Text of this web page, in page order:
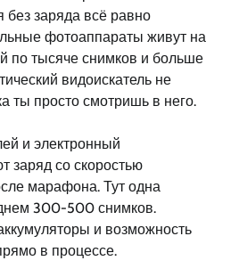
без заряда всё равно
фотоаппараты живут на
по тысяче снимков и больше
видоискатель не
ты просто смотришь в него.
и электронный
заряд со скоростью
марафона. Тут одна
300-500 снимков.
и возможность
в процессе.